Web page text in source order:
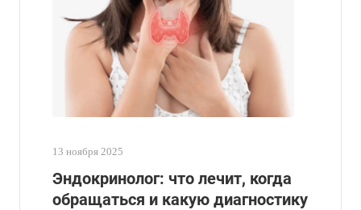
13 ноября 2025
Эндокринолог: что лечит, когда
обращаться и какую диагностику